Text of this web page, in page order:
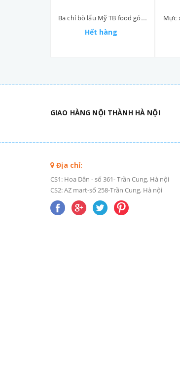
Ba chỉ bò lẩu Mỹ TB food gói 450gr
Hết hàng
Mực
GIAO HÀNG NỘI THÀNH HÀ NỘI
Địa chỉ:
CS1: Hoa Dân - số 361- Trần Cung, Hà nội
CS2: AZ mart-số 258-Trần Cung, Hà nội